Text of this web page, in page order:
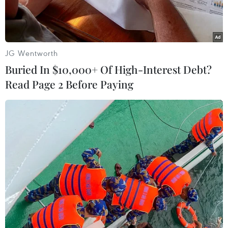
Chính phủ tạm quyền Thái Lan đã yêu cầu cảnh
sát bắt giam các thủ lĩnh phong trào biểu tình đối
lập, những người đã đe dọa bắt giữ Thủ tướng
Yingluck.
Ngày 16/1, Chính phủ tạm quyền Thái Lan đã
JG Wentworth
Buried In $10,000+ Of High-Interest Debt?
Read Page 2 Before Paying